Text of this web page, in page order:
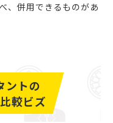
、併用できるものがあ
ントの
較ビズ